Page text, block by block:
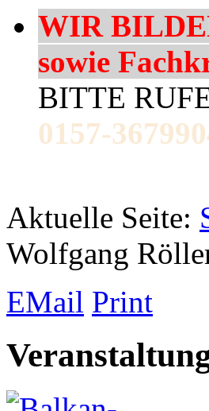
WIR
sowie
BITTE
0157-
Aktuelle Seite:
Wolfgang
EMail Print